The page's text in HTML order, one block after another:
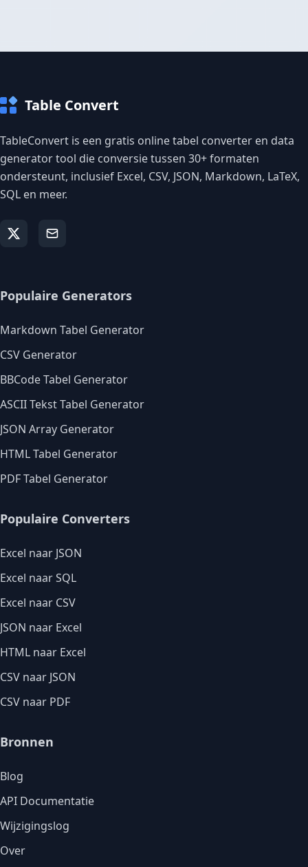
Table Convert
TableConvert is een gratis online tabel converter en data
generator tool die conversie tussen 30+ formaten
ondersteunt, inclusief Excel, CSV, JSON, Markdown, LaTeX,
SQL en meer.
Populaire Generators
Markdown Tabel Generator
CSV Generator
BBCode Tabel Generator
ASCII Tekst Tabel Generator
JSON Array Generator
HTML Tabel Generator
PDF Tabel Generator
Populaire Converters
Excel naar JSON
Excel naar SQL
Excel naar CSV
JSON naar Excel
HTML naar Excel
CSV naar JSON
CSV naar PDF
Bronnen
Blog
API Documentatie
Wijzigingslog
Over